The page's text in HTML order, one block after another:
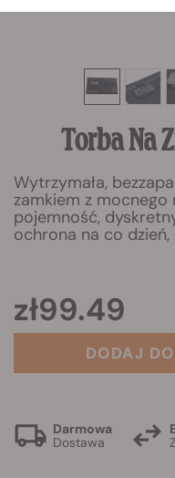
Torba Na
Wytrzymała,
zamkiem z mocnego
pojemność,
ochrona na co
zł99.49
DODAJ
Darmowa
Dostawa